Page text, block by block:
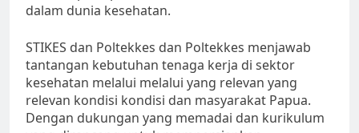
dalam dunia kesehatan.
STIKES dan Poltekkes dan Poltekkes menjawab
tantangan kebutuhan tenaga kerja di sektor
kesehatan melalui melalui yang relevan yang
relevan kondisi kondisi dan masyarakat Papua.
Dengan dukungan yang memadai dan kurikulum